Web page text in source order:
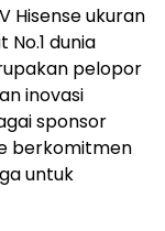
Hisense ukuran
dunia
pelopor
inovasi
sponsor
berkomitmen
untuk